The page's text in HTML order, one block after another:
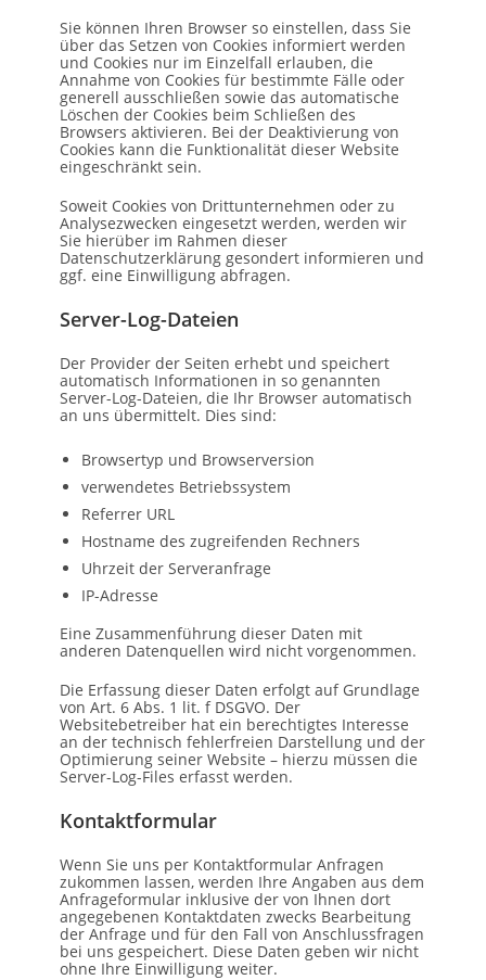
Sie können Ihren Browser so einstellen, dass Sie
über das Setzen von Cookies informiert werden
und Cookies nur im Einzelfall erlauben, die
Annahme von Cookies für bestimmte Fälle oder
generell ausschließen sowie das automatische
Löschen der Cookies beim Schließen des
Browsers aktivieren. Bei der Deaktivierung von
Cookies kann die Funktionalität dieser Website
eingeschränkt sein.
Soweit Cookies von Drittunternehmen oder zu
Analysezwecken eingesetzt werden, werden wir
Sie hierüber im Rahmen dieser
Datenschutzerklärung gesondert informieren und
ggf. eine Einwilligung abfragen.
Server-Log-Dateien
Der Provider der Seiten erhebt und speichert
automatisch Informationen in so genannten
Server-Log-Dateien, die Ihr Browser automatisch
an uns übermittelt. Dies sind:
Browsertyp und Browserversion
verwendetes Betriebssystem
Referrer URL
Hostname des zugreifenden Rechners
Uhrzeit der Serveranfrage
IP-Adresse
Eine Zusammenführung dieser Daten mit
anderen Datenquellen wird nicht vorgenommen.
Die Erfassung dieser Daten erfolgt auf Grundlage
von Art. 6 Abs. 1 lit. f DSGVO. Der
Websitebetreiber hat ein berechtigtes Interesse
an der technisch fehlerfreien Darstellung und der
Optimierung seiner Website – hierzu müssen die
Server-Log-Files erfasst werden.
Kontaktformular
Wenn Sie uns per Kontaktformular Anfragen
zukommen lassen, werden Ihre Angaben aus dem
Anfrageformular inklusive der von Ihnen dort
angegebenen Kontaktdaten zwecks Bearbeitung
der Anfrage und für den Fall von Anschlussfragen
bei uns gespeichert. Diese Daten geben wir nicht
ohne Ihre Einwilligung weiter.